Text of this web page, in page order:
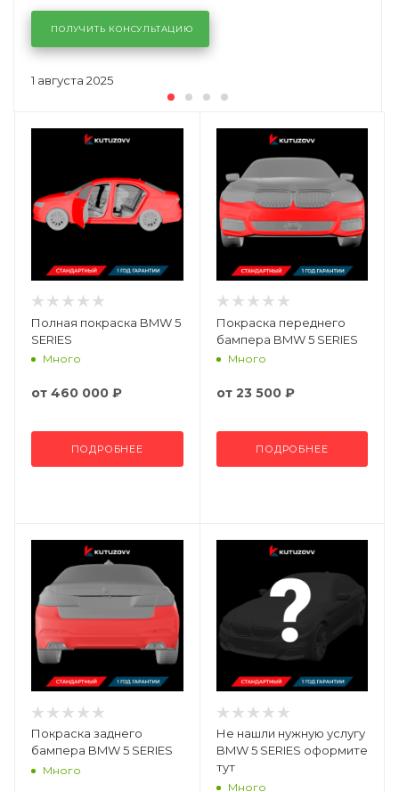
1 августа 2025
ПОЛУЧИТЬ КОНСУЛЬТАЦИЮ
Полная покраска BMW 5
SERIES
Много
от 460 000 ₽
ПОДРОБНЕЕ
Покраска переднего
бампера BMW 5 SERIES
Много
от 23 500 ₽
ПОДРОБНЕЕ
Покраска заднего
бампера BMW 5 SERIES
Много
Не нашли нужную услугу
BMW 5 SERIES оформите
тут
Много